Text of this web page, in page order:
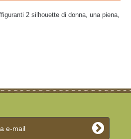
2 silhouette di donna, una piena,